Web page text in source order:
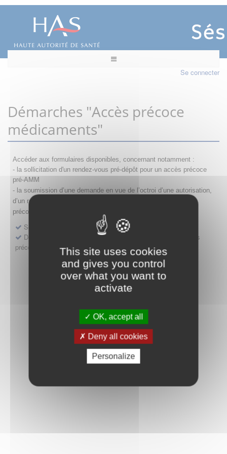
This site uses cookies
and gives you control
over what you want to
activate
OK, accept all
Deny all cookies
Personalize
Se connecter
Démarches "Accès précoce
médicaments"
Accéder aux formulaires disponibles, concernant notamment :
- la sollicitation d'un rendez-vous pré-dépôt pour un accès précoce
pré-AMM
- la soumission d’une demande en vue de l’octroi d’une autorisation,
d’un renouvellement, d’une modification ou d’un retrait d'accès
précoce
Sollicitation RDV pré-dépôt accès précoce pré-AMM
Déposer une demande ou faire évoluer une décision d'accès
précoce